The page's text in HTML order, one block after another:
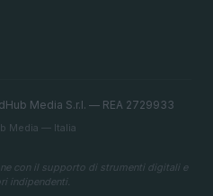
Media S.r.l. — REA 2729933
Media — Italia
con il supporto di strumenti digitali e
indipendenti.